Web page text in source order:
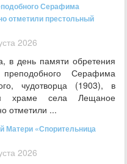
Серафима
отметили престольный
2026
в день памяти обретения
Серафима
чудотворца (1903), в
храме села Лещаное
отметили ...
Матери «Спорительница
2026